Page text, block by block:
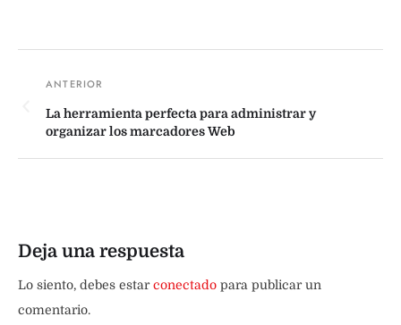
La herramienta perfecta para administrar y
organizar los marcadores Web
Deja una respuesta
Lo siento, debes estarconectado para publicar un
comentario.